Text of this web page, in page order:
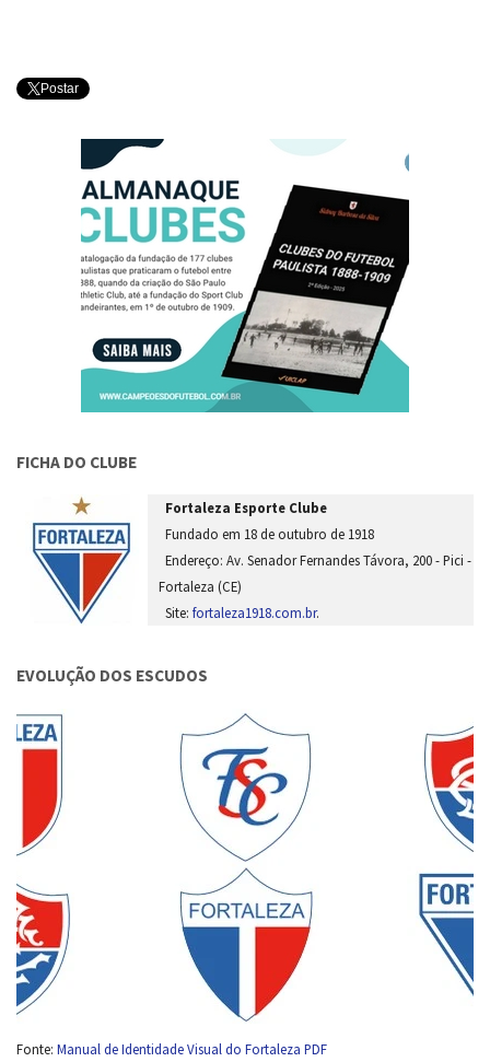
Postar
FICHA DO CLUBE
Fortaleza Esporte Clube
Fundado em 18 de outubro de 1918
Endereço: Av. Senador Fernandes Távora, 200 - Pici -
Fortaleza (CE)
Site: fortaleza1918.com.br.
EVOLUÇÃO DOS ESCUDOS
Fonte: Manual de Identidade Visual do Fortaleza PDF